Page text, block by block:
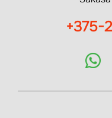
+375-